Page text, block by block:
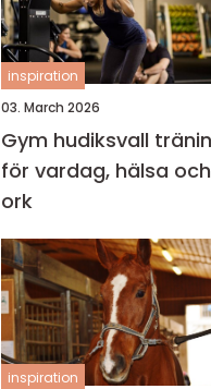
inspiration
03. March 2026
Gym hudiksvall träning
för vardag, hälsa och
ork
inspiration